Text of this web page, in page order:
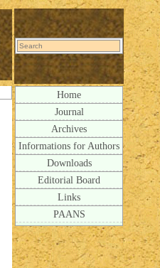
Home
Journal
Archives
Informations for Authors
Downloads
Editorial Board
Links
PAANS